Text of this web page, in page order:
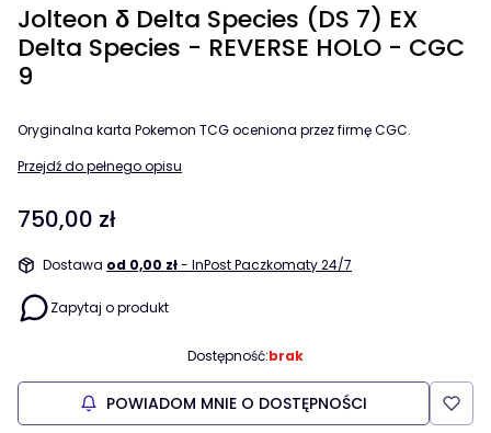
Jolteon δ Delta Species (DS 7) EX
Delta Species - REVERSE HOLO - CGC
9
Oryginalna karta Pokemon TCG oceniona przez firmę CGC.
Przejdź do pełnego opisu
Cena
750,00 zł
Dostawa od 0,00 zł- InPost Paczkomaty 24/7
Zapytaj o produkt
Dostępność:brak
POWIADOM MNIE O DOSTĘPNOŚCI